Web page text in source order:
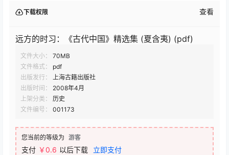
下载权限 查看
远方的时习：《古代中国》精选集 (夏含夷) (pdf)
文件大小：
70MB
文件格式：
pdf
出版发行：
上海古籍出版社
出版时间：
2008年4月
上架分类：
历史
文件编号：
001173
您当前的等级为 游客
支付 ￥0.6 以后下载 立即支付